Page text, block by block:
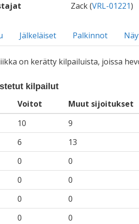
Zack (VRL-01221)
Jälkeläiset Palkinnot
on kerätty kilpailuista, joissa
kilpailut
Voitot Muut sijoitukset
10 9
6 13
0 0
0 0
0 0
0 0